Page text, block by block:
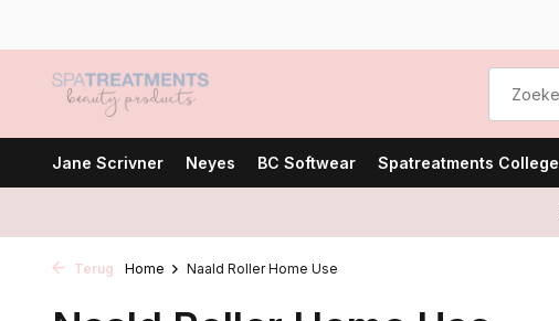
Jane Scrivner Neyes BC Softwear Spatreatments College
Terug Home Naald Roller Home Use